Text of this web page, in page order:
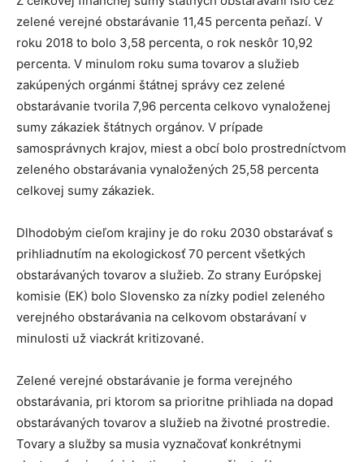
zelené verejné obstarávanie 11,45 percenta peňazí. V
roku 2018 to bolo 3,58 percenta, o rok neskôr 10,92
percenta. V minulom roku suma tovarov a služieb
zakúpených orgánmi štátnej správy cez zelené
obstarávanie tvorila 7,96 percenta celkovo vynaloženej
sumy zákaziek štátnych orgánov. V prípade
samosprávnych krajov, miest a obcí bolo prostredníctvom
zeleného obstarávania vynaložených 25,58 percenta
celkovej sumy zákaziek.
Dlhodobým cieľom krajiny je do roku 2030 obstarávať s
prihliadnutím na ekologickosť 70 percent všetkých
obstarávaných tovarov a služieb. Zo strany Európskej
komisie (EK) bolo Slovensko za nízky podiel zeleného
verejného obstarávania na celkovom obstarávaní v
minulosti už viackrát kritizované.
Zelené verejné obstarávanie je forma verejného
obstarávania, pri ktorom sa prioritne prihliada na dopad
obstarávaných tovarov a služieb na životné prostredie.
Tovary a služby sa musia vyznačovať konkrétnymi